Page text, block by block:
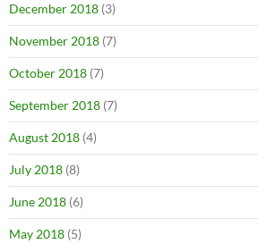
December 2018 (3)
November 2018 (7)
October 2018 (7)
September 2018 (7)
August 2018 (4)
July 2018 (8)
June 2018 (6)
May 2018 (5)